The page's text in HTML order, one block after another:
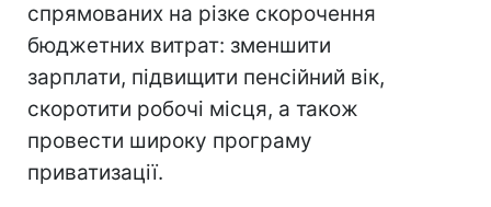
спрямованих на різке скорочення
бюджетних витрат: зменшити
зарплати, підвищити пенсійний вік,
скоротити робочі місця, а також
провести широку програму
приватизації.